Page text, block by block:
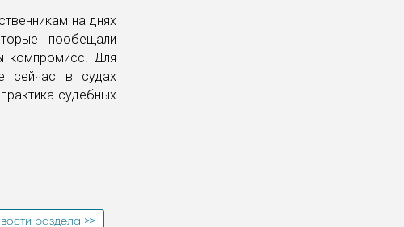
на днях
пообещали
компромисс. Для
сейчас в судах
судебных
раздела >>